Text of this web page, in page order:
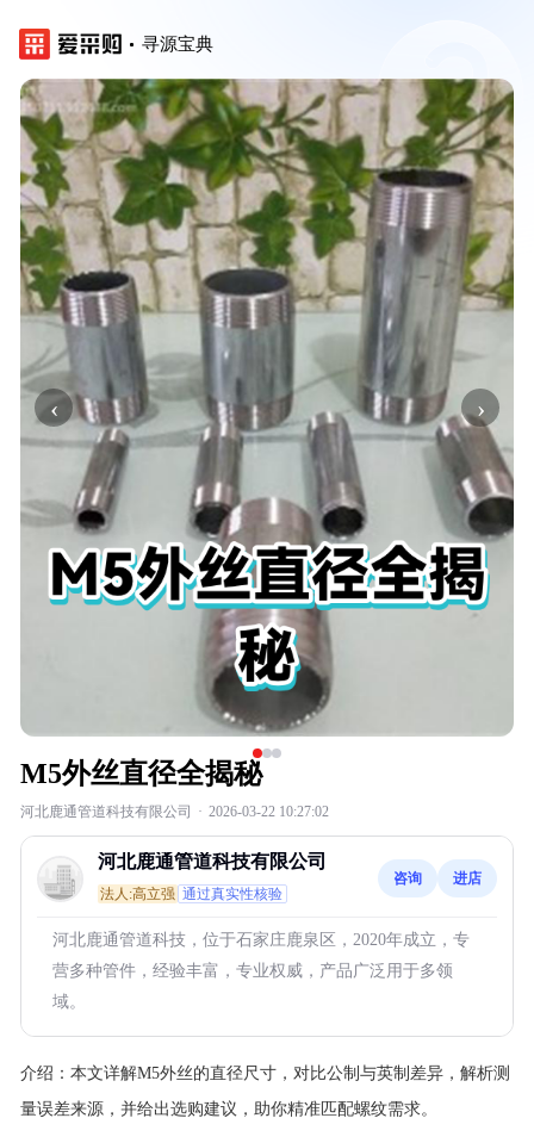
寻源宝典
‹ ›
M5外丝直径全揭秘
河北鹿通管道科技有限公司 · 2026-03-22 10:27:02
河北鹿通管道科技有限公司
法人:高立强 通过真实性核验
咨询 进店
河北鹿通管道科技，位于石家庄鹿泉区，2020年成立，专
营多种管件，经验丰富，专业权威，产品广泛用于多领
域。
介绍： 本文详解M5外丝的直径尺寸，对比公制与英制差异，解析测
量误差来源，并给出选购建议，助你精准匹配螺纹需求。